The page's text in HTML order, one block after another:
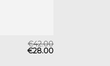
€42.00
€28.00